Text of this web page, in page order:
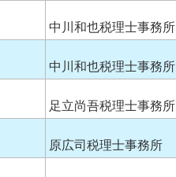
中川和也税理士事務所
中川和也税理士事務所
足立尚吾税理士事務所
原広司税理士事務所